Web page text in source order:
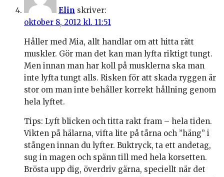
Elin skriver:
oktober 8, 2012 kl. 11:51
Håller med Mia, allt handlar om att hitta rätt
muskler. Gör man det kan man lyfta riktigt tungt.
Men innan man har koll på musklerna ska man
inte lyfta tungt alls. Risken för att skada ryggen är
stor om man inte behåller korrekt hållning genom
hela lyftet.
Tips: Lyft blicken och titta rakt fram – hela tiden.
Vikten på hälarna, vifta lite på tårna och ”häng” i
stången innan du lyfter. Buktryck, ta ett andetag,
sug in magen och spänn till med hela korsetten.
Brösta upp dig, överdriv gärna, speciellt när det